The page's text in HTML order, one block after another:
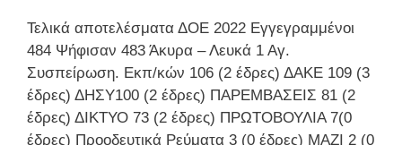
Τελικά αποτελέσματα ΔΟΕ 2022 Εγγεγραμμένοι
484 Ψήφισαν 483 Άκυρα – Λευκά 1 Αγ.
Συσπείρωση. Εκπ/κών 106 (2 έδρες) ΔΑΚΕ 109 (3
έδρες) ΔΗΣΥ100 (2 έδρες) ΠΑΡΕΜΒΑΣΕΙΣ 81 (2
έδρες) ΔΙΚΤΥΟ 73 (2 έδρες) ΠΡΩΤΟΒΟΥΛΙΑ 7(0
έδρες) Προοδευτικά Ρεύματα 3 (0 έδρες) ΜΑΖΙ 2 (0